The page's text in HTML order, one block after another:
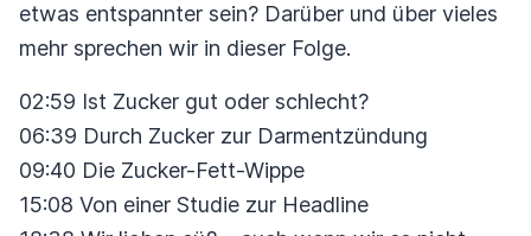
etwas entspannter sein? Darüber und über vieles
mehr sprechen wir in dieser Folge.
02:59 Ist Zucker gut oder schlecht?
06:39 Durch Zucker zur Darmentzündung
09:40 Die Zucker-Fett-Wippe
15:08 Von einer Studie zur Headline